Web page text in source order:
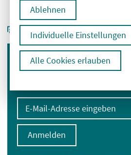
Ablehnen
Individuelle Einstellungen
Alle Cookies erlauben
Immer informiert bleiben
E-Mail-Adresse eingeben
Anmelden